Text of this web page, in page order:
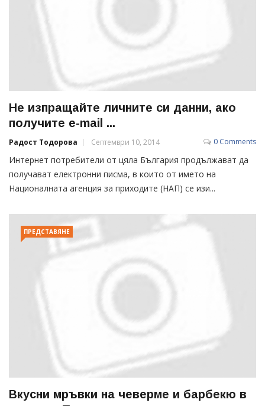
Не изпращайте личните си данни, ако
получите e-mail ...
Радост Тодорова Септември 10, 2014 0 Comments
Интернет потребители от цяла България продължават да
получават електронни писма, в които от името на
Националната агенция за приходите (НАП) се изи...
ПРЕДСТАВЯНЕ
Вкусни мръвки на чеверме и барбекю в